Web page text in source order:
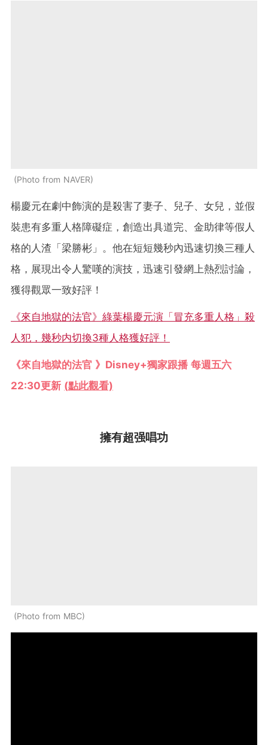
Photo from NAVER
楊慶元在劇中飾演的是殺害了妻子、兒子、女兒，並假
裝患有多重人格障礙症，創造出具道完、金助律等假人
格的人渣「梁勝彬」。他在短短幾秒內迅速切換三種人
格，展現出令人驚嘆的演技，迅速引發網上熱烈討論，
獲得觀眾一致好評！
《來自地獄的法官》綠葉楊慶元演「冒充多重人格」殺
人犯，幾秒内切換3種人格獲好評！
《來自地獄的法官 》Disney+獨家跟播 每週五六
22:30更新 (點此觀看)
擁有超强唱功
Photo from MBC